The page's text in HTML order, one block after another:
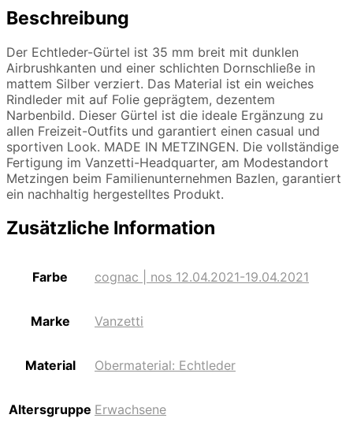
Beschreibung
Der Echtleder-Gürtel ist 35 mm breit mit dunklen
Airbrushkanten und einer schlichten Dornschließe in
mattem Silber verziert. Das Material ist ein weiches
Rindleder mit auf Folie geprägtem, dezentem
Narbenbild. Dieser Gürtel ist die ideale Ergänzung zu
allen Freizeit-Outfits und garantiert einen casual und
sportiven Look. MADE IN METZINGEN. Die vollständige
Fertigung im Vanzetti-Headquarter, am Modestandort
Metzingen beim Familienunternehmen Bazlen, garantiert
ein nachhaltig hergestelltes Produkt.
Zusätzliche Information
Farbe cognac | nos 12.04.2021-19.04.2021
Marke Vanzetti
Material Obermaterial: Echtleder
Altersgruppe Erwachsene